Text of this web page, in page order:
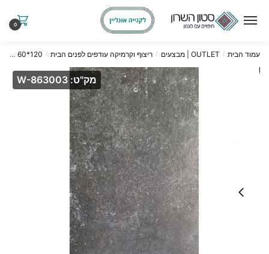
0
עמוד הבית / OUTLET | מבצעים / ריצוף וקרמיקה עודפים לפנים הבית / 120*60 פנים outlet
מק"ט: W-863003